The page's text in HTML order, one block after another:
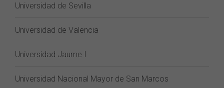
Universidad de Sevilla
Universidad de Valencia
Universidad Jaume I
Universidad Nacional Mayor de San Marcos